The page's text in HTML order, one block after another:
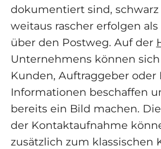
dokumentiert sind,
weitaus rascher erfolgen
über den Postweg. Auf der
Unternehmens können
Kunden, Auftraggeber oder
Informationen beschaffen
bereits ein Bild machen.
der Kontaktaufnahme
zusätzlich zum klassischen